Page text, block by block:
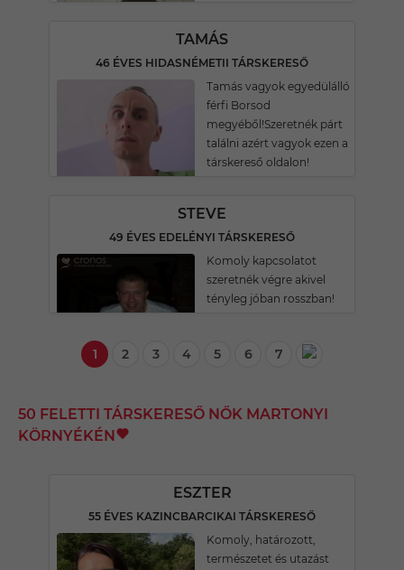
TAMÁS
46 ÉVES HIDASNÉMETII TÁRSKERESŐ
Tamás vagyok egyedülálló
férfi Borsod
megyéből!Szeretnék párt
találni azért vagyok ezen a
társkereső oldalon!
STEVE
49 ÉVES EDELÉNYI TÁRSKERESŐ
Komoly kapcsolatot
szeretnék végre akivel
tényleg jóban rosszban!
1 2 3 4 5 6 7
50 FELETTI TÁRSKERESŐ NŐK MARTONYI
KÖRNYÉKÉN
ESZTER
55 ÉVES KAZINCBARCIKAI TÁRSKERESŐ
Komoly, határozott,
természetet és utazást